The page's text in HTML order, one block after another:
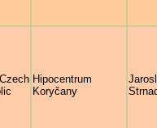
Hipocentrum
Koryčany